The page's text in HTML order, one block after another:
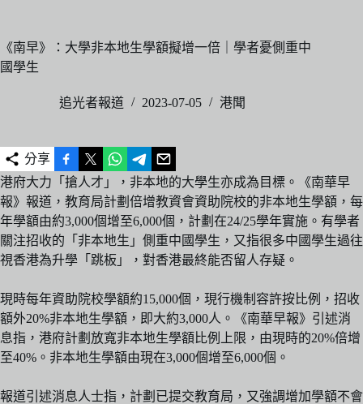
《南早》：大學非本地生學額擬增一倍｜學者憂側重中
國學生
追光者報道 2023-07-05 港聞
分享
港府大力「搶人才」，非本地的大學生亦成為目標。《南華早
報》報道，教育局計劃倍增教資會資助院校的非本地生學額，每
年學額由約3,000個增至6,000個，計劃在24/25學年實施。有學者
關注招收的「非本地生」側重中國學生，又指很多中國學生過往
視香港為升學「跳板」，對香港最終能否留人存疑。
現時每年資助院校學額約15,000個，現行機制容許按比例，招收
額外20%非本地生學額，即大約3,000人。《南華早報》引述消
息指，港府計劃放寬非本地生學額比例上限，由現時的20%倍增
至40%。非本地生學額由現在3,000個增至6,000個。
報道引述消息人士指，計劃已提交教育局，又強調增加學額不會